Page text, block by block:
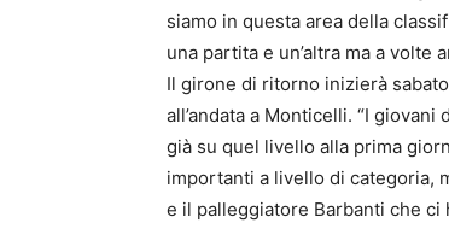
siamo in questa area della
una partita e un’altra ma a volte
Il girone di ritorno inizierà
all’andata a Monticelli. “I
già su quel livello alla prima
importanti a livello di categoria,
e il palleggiatore Barbanti che